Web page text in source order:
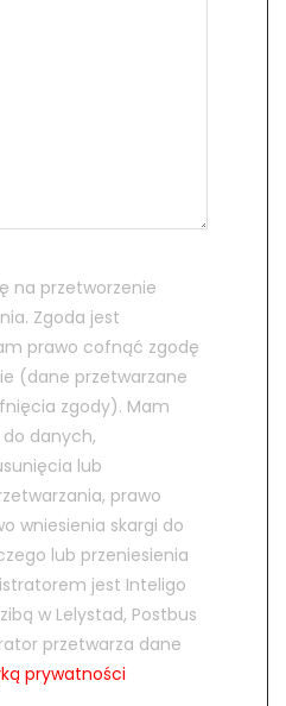
na przetworzenie
Zgoda jest
prawo cofnąć zgodę
(dane przetwarzane
zgody). Mam
danych,
lub
prawo
wniesienia skargi do
lub przeniesienia
jest Inteligo
w Lelystad, Postbus
przetwarza dane
prywatności